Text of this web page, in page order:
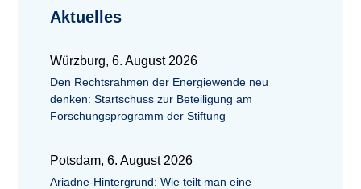
Aktuelles
Würzburg, 6. August 2026
Den Rechtsrahmen der Energiewende neu
denken: Startschuss zur Beteiligung am
Forschungsprogramm der Stiftung
Potsdam, 6. August 2026
Ariadne-Hintergrund: Wie teilt man eine